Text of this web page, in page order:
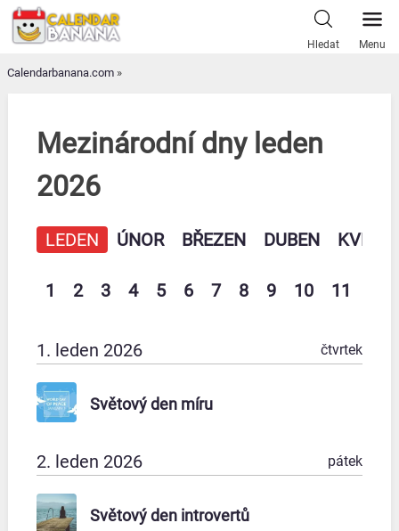
Skip
Hledat Menu
Calendarbanana.com »
Mezinárodní dny leden
2026
LEDEN ÚNOR BŘEZEN DUBEN
1 2 3 4 5 6 7 8 9 10 11
1. leden 2026 čtvrtek
Světový den míru
2. leden 2026 pátek
Světový den introvertů